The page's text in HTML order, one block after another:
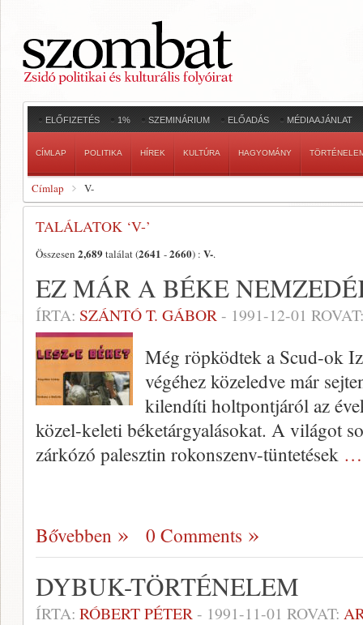
ELŐFIZETÉS 1% SZEMINÁRIUM ELŐADÁS MÉDIAAJÁNLAT
CÍMLAP POLITIKA HÍREK KULTÚRA HAGYOMÁNY
Címlap V-
TALÁLATOK ‘V-’
Összesen 2,689 találat (2641 -2660) : V-.
EZ MÁR A BÉKE
ÍRTA: SZÁNTÓ T. GÁBOR- 1991-12-01
Még röpködtek a Scud-ok
végéhez közeledve már
kilendíti holtpontjáról az
közel-keleti béketárgyalásokat. A világot
zárkózó palesztin rokonszenv-tüntetések …
Bővebben 0 Comments
DYBUK-TÖRTÉNELEM
ÍRTA: RÓBERT PÉTER- 1991-11-01 ROVAT: